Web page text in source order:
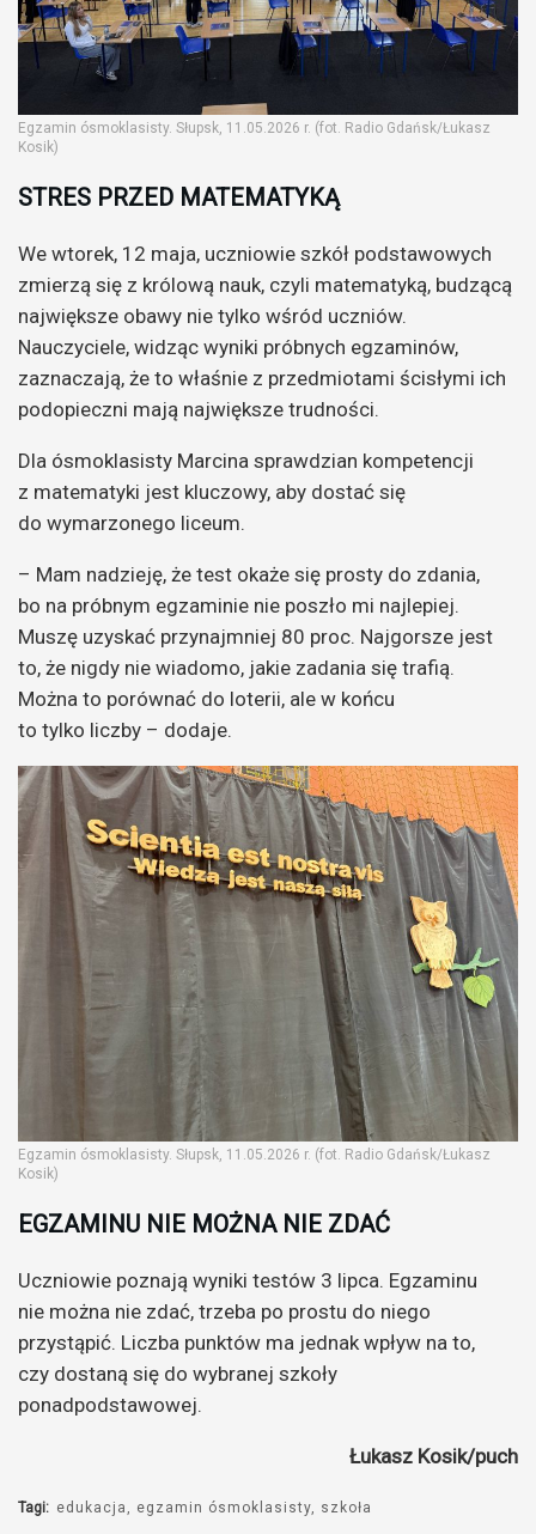
Egzamin ósmoklasisty. Słupsk, 11.05.2026 r. (fot. Radio Gdańsk/Łukasz
Kosik)
STRES PRZED MATEMATYKĄ
We wtorek, 12 maja, uczniowie szkół podstawowych
zmierzą się z królową nauk, czyli matematyką, budzącą
największe obawy nie tylko wśród uczniów.
Nauczyciele, widząc wyniki próbnych egzaminów,
zaznaczają, że to właśnie z przedmiotami ścisłymi ich
podopieczni mają największe trudności.
Dla ósmoklasisty Marcina sprawdzian kompetencji
z matematyki jest kluczowy, aby dostać się
do wymarzonego liceum.
– Mam nadzieję, że test okaże się prosty do zdania,
bo na próbnym egzaminie nie poszło mi najlepiej.
Muszę uzyskać przynajmniej 80 proc. Najgorsze jest
to, że nigdy nie wiadomo, jakie zadania się trafią.
Można to porównać do loterii, ale w końcu
to tylko liczby – dodaje.
Egzamin ósmoklasisty. Słupsk, 11.05.2026 r. (fot. Radio Gdańsk/Łukasz
Kosik)
EGZAMINU NIE MOŻNA NIE ZDAĆ
Uczniowie poznają wyniki testów 3 lipca. Egzaminu
nie można nie zdać, trzeba po prostu do niego
przystąpić. Liczba punktów ma jednak wpływ na to,
czy dostaną się do wybranej szkoły
ponadpodstawowej.
Łukasz Kosik/puch
Tagi: edukacja egzamin ósmoklasisty szkoła